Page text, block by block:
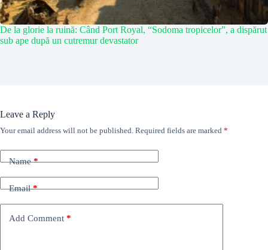
De la glorie la ruină: Când Port Royal, “Sodoma tropicelor”, a dispărut
sub ape după un cutremur devastator
Leave a Reply
Your email address will not be published. Required fields are marked *
Name*
Email*
Add Comment *